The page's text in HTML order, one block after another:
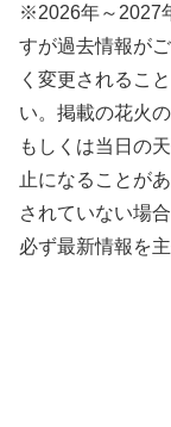
※2026年～2027
すが過去情報が
く変更されるこ
い。掲載の花火
もしくは当日の
止になることが
されていない場
必ず最新情報を